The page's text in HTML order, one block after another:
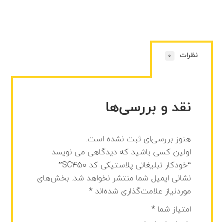
نظرات 0
نقد و بررسی‌ها
هنوز بررسی‌ای ثبت نشده است.
اولین کسی باشید که دیدگاهی می نویسد
“خودکار تبلیغاتی پلاستیکی کد SC450”
نشانی ایمیل شما منتشر نخواهد شد. بخش‌های
موردنیاز علامت‌گذاری شده‌اند*
امتیاز شما*